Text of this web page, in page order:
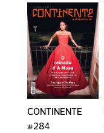
CONTINENTE
#284